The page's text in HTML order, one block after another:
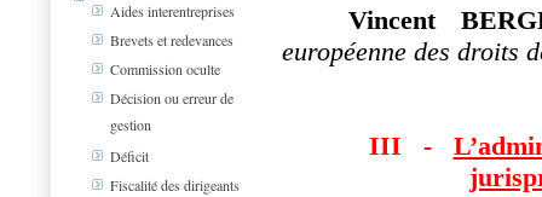
Aides interentreprises
Brevets et redevances
Commission oculte
Décision ou erreur de
gestion
Déficit
Fiscalité des dirigeants
Vincent
européenne des droits
III -